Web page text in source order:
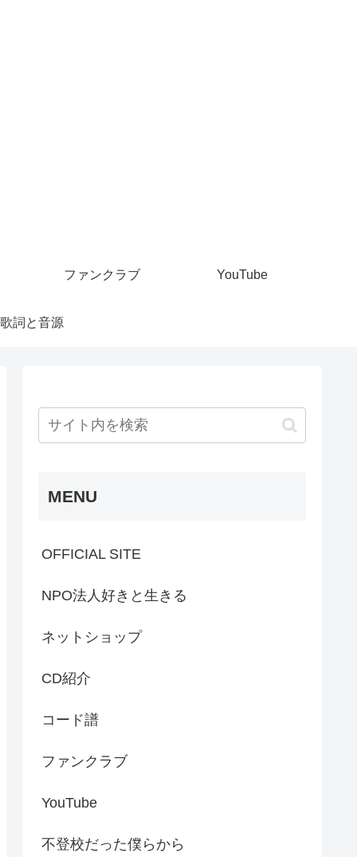
ファンクラブ YouTube
歌詞と音源
MENU
OFFICIAL SITE
NPO法人好きと生きる
ネットショップ
CD紹介
コード譜
ファンクラブ
YouTube
不登校だった僕らから